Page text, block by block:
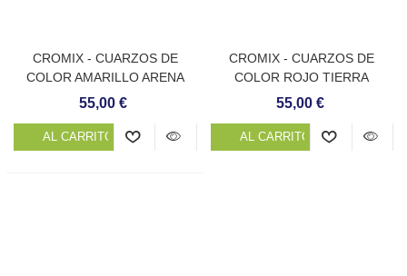
CROMIX - CUARZOS DE
COLOR AMARILLO ARENA
55,00 €
AL CARRITO
CROMIX - CUARZOS DE
COLOR ROJO TIERRA
55,00 €
AL CARRITO